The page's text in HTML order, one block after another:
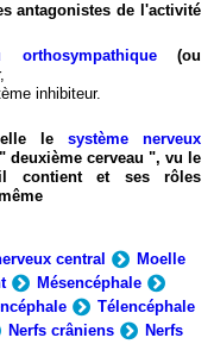
antagonistes de l'activité
(ou
inhibiteur.
le système nerveux
deuxième cerveau ", vu le
contient et ses rôles
central
Moelle
Mésencéphale
Télencéphale
Nerfs crâniens
Nerfs